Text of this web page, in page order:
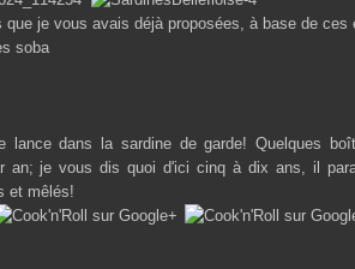
je vous avais déjà proposées, à base de ces
soba
lance dans la sardine de garde! Quelques
an; je vous dis quoi d'ici cinq à dix ans, il
et mêlés!